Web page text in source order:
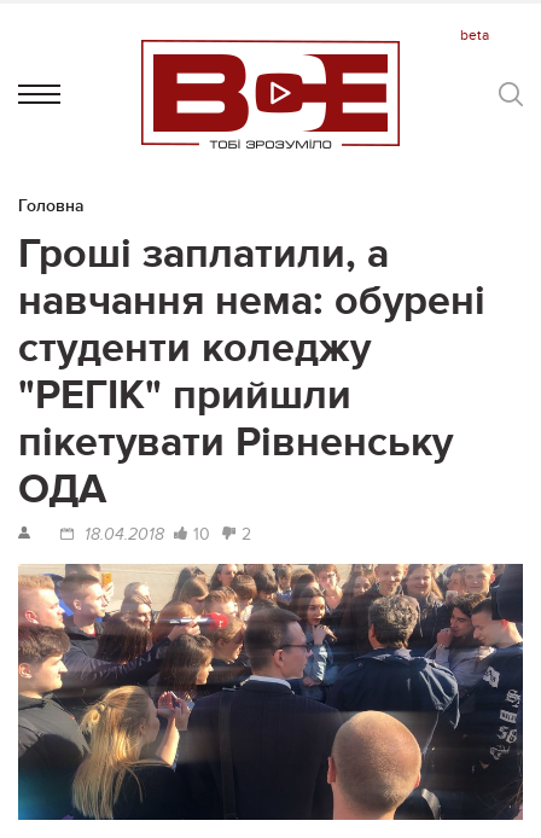
Головна
Гроші заплатили, а
навчання нема: обурені
студенти коледжу
"РЕГІК" прийшли
пікетувати Рівненську
ОДА
18.04.2018 10 2